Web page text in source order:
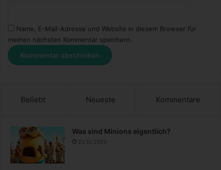
Name, E-Mail-Adresse und Website in diesem Browser für
meinen nächsten Kommentar speichern.
Beliebt Neueste Kommentare
Was sind Minions eigentlich?
20.10.2020